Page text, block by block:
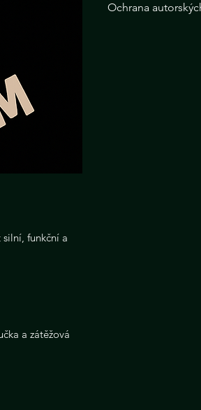
funkční a
a zátěžová
Ochrana